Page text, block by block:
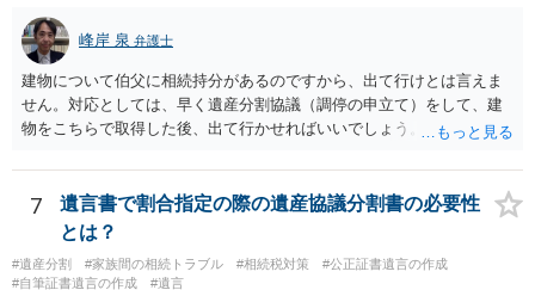
がありえますが、その予防方法は、遺言者と面談してみないと判断が
難しいです。
峰岸 泉 弁護士
建物について伯父に相続持分があるのですから、出て行けとは言えま
せん。対応としては、早く遺産分割協議（調停の申立て）をして、建
物をこちらで取得した後、出て行かせればいいでしょう。 建物の固定
っていない部分については請求すればいいと思います。 なお、家賃に
ついては、お父様自身が遺産分割手続をしなかったのですから、あき
らめるしかないと思います。
7
遺言書で割合指定の際の遺産協議分割書の必要性
とは？
#遺産分割 #家族間の相続トラブル #相続税対策
#公正証書遺言の作成
#自筆証書遺言の作成
#遺言